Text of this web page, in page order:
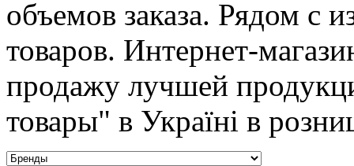
объемов заказа. Рядом с
товаров. Интернет-
продажу лучшей
товары" в Україні в